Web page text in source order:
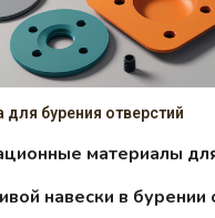
для бурения отверстий
материалы
навески в бурении